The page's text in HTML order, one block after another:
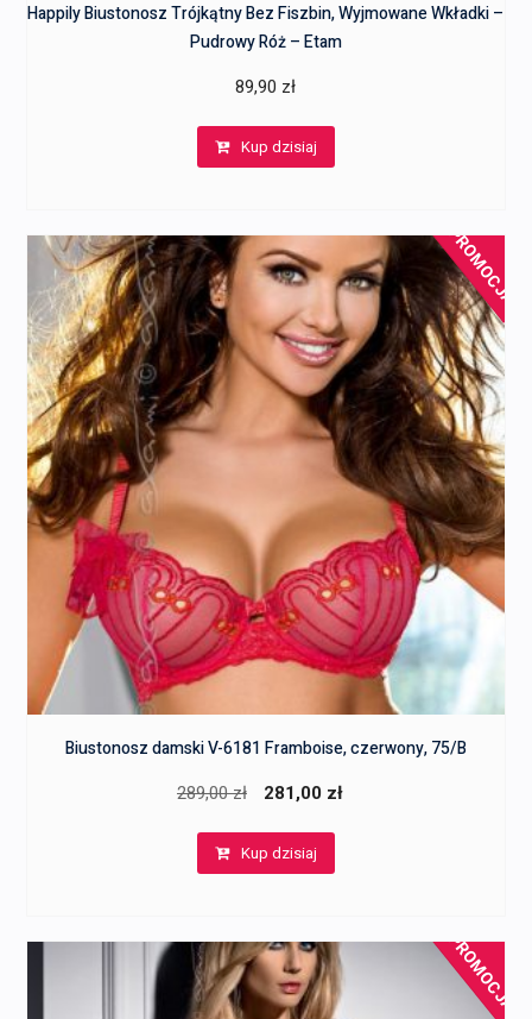
Happily Biustonosz Trójkątny Bez Fiszbin, Wyjmowane Wkładki –
Pudrowy Róż – Etam
89,90 zł
Kup dzisiaj
PROMOCJA!
Biustonosz damski V-6181 Framboise, czerwony, 75/B
289,00zł
Pierwotna
wynosiła:
281,00 zł
Kup dzisiaj
PROMOCJA!